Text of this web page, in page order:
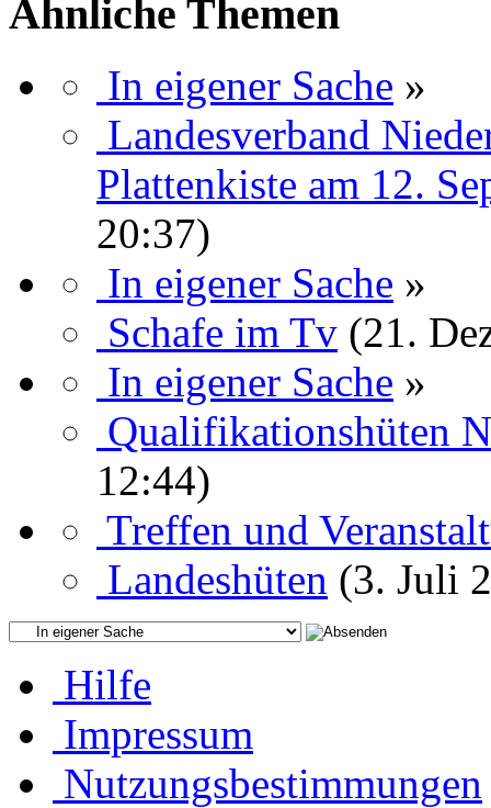
Ähnliche Themen
In eigener Sache »
Landesverband
Plattenkiste am 12.
20:37)
In eigener Sache »
Schafe im Tv (21.
In eigener Sache »
Qualifikationshüten
12:44)
Treffen und
Landeshüten (3. Juli
Hilfe
Impressum
Nutzungsbestimmungen